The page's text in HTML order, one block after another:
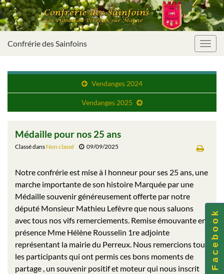
Confrérie des Sainfoins
Vendanges 2024
Vendanges 2025
Médaille pour nos 25 ans
Classé dans Non classé 09/09/2025
Notre confrérie est mise à l honneur pour ses 25 ans, une
marche importante de son histoire Marquée par une
Médaille souvenir généreusement offerte par notre
député Monsieur Mathieu Lefèvre que nous saluons
avec tous nos vifs remerciements. Remise émouvante en
présence Mme Hélène Rousselin 1re adjointe
représentant la mairie du Perreux. Nous remercions tous
les participants qui ont permis ces bons moments de
partage , un souvenir positif et moteur qui nous inscrit
F a c e b o o k